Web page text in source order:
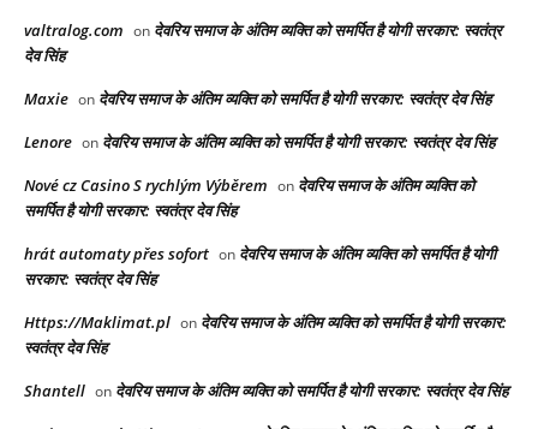
valtralog.com on देवरिय समाज के अंतिम व्यक्ति को समर्पित है योगी सरकार: स्वतंत्र
देव सिंह
Maxie on देवरिय समाज के अंतिम व्यक्ति को समर्पित है योगी सरकार: स्वतंत्र देव सिंह
Lenore on देवरिय समाज के अंतिम व्यक्ति को समर्पित है योगी सरकार: स्वतंत्र देव सिंह
Nové cz Casino S rychlým Výběrem on देवरिय समाज के अंतिम व्यक्ति को
समर्पित है योगी सरकार: स्वतंत्र देव सिंह
hrát automaty přes sofort on देवरिय समाज के अंतिम व्यक्ति को समर्पित है योगी
सरकार: स्वतंत्र देव सिंह
Https://Maklimat.pl on देवरिय समाज के अंतिम व्यक्ति को समर्पित है योगी सरकार:
स्वतंत्र देव सिंह
Shantell on देवरिय समाज के अंतिम व्यक्ति को समर्पित है योगी सरकार: स्वतंत्र देव सिंह